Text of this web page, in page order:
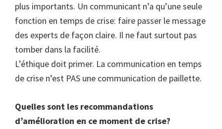
plus importants. Un communicant n’a qu’une seule
fonction en temps de crise: faire passer le message
des experts de façon claire. Il ne faut surtout pas
tomber dans la facilité.
L’éthique doit primer. La communication en temps
de crise n’est PAS une communication de paillette.
Quelles sont les recommandations
d’amélioration en ce moment de crise?